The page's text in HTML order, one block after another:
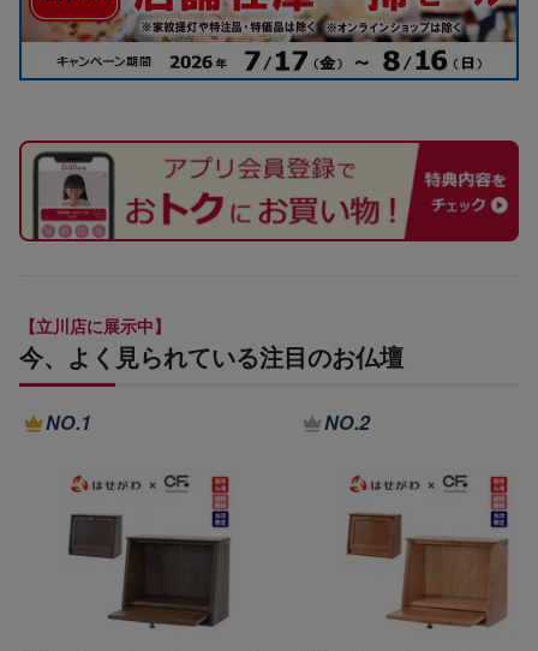
【立川店に展示中】
今、よく見られている注目のお仏壇
NO.1 NO.2